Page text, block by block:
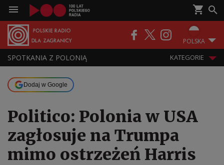
POLSKA
SPOTKANIA Z POLONIĄ KATEGORIE
Dodaj w Google
Politico: Polonia w USA
zagłosuje na Trumpa
mimo ostrzeżeń Harris